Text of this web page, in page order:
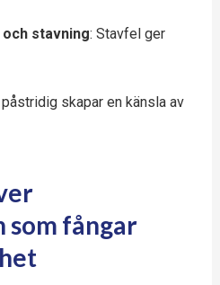
stavning: Stavfel ger
skapar en känsla av
som fångar